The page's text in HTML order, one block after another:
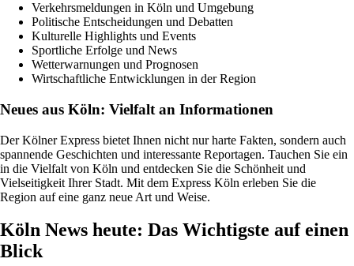
Verkehrsmeldungen in Köln und Umgebung
Politische Entscheidungen und Debatten
Kulturelle Highlights und Events
Sportliche Erfolge und News
Wetterwarnungen und Prognosen
Wirtschaftliche Entwicklungen in der Region
Neues aus Köln: Vielfalt an Informationen
Der Kölner Express bietet Ihnen nicht nur harte Fakten, sondern auch
spannende Geschichten und interessante Reportagen. Tauchen Sie ein
in die Vielfalt von Köln und entdecken Sie die Schönheit und
Vielseitigkeit Ihrer Stadt. Mit dem Express Köln erleben Sie die
Region auf eine ganz neue Art und Weise.
Köln News heute: Das Wichtigste auf einen
Blick